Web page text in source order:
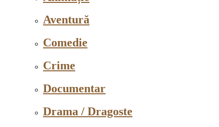
Aventură
Comedie
Crime
Documentar
Drama / Dragoste